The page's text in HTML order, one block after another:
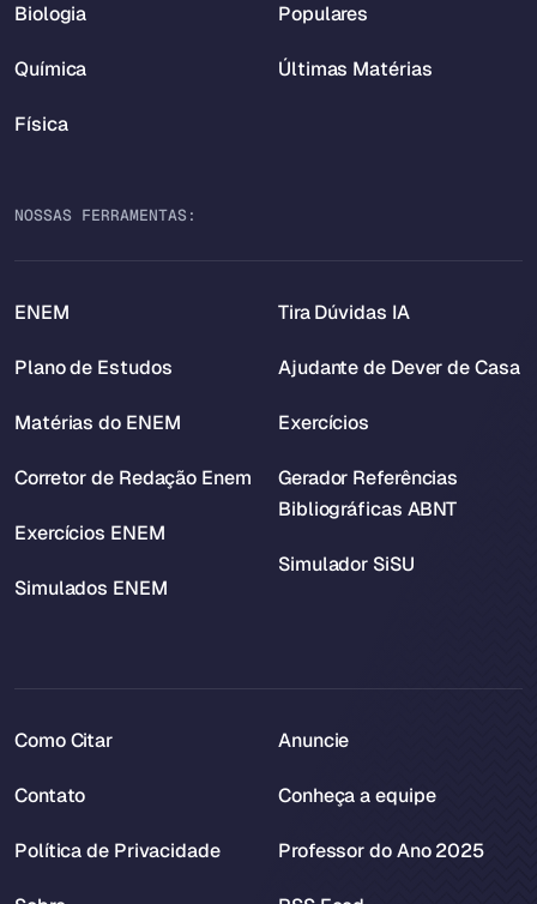
Biologia
Química
Física
Populares
Últimas Matérias
NOSSAS FERRAMENTAS:
ENEM
Plano de Estudos
Matérias do ENEM
Corretor de Redação Enem
Exercícios ENEM
Simulados ENEM
Tira Dúvidas IA
Ajudante de Dever de Casa
Exercícios
Gerador Referências
Bibliográficas ABNT
Simulador SiSU
Como Citar
Contato
Política de Privacidade
Anuncie
Conheça a equipe
Professor do Ano 2025